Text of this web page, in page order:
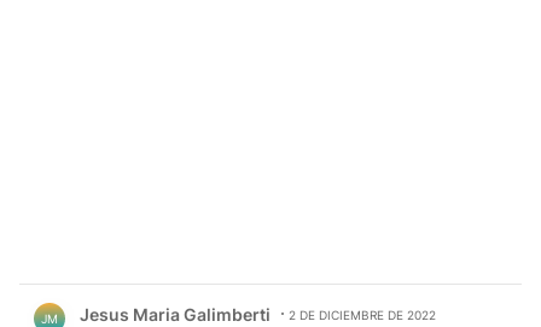
JM Jesus Maria Galimberti 2 DE DICIEMBRE DE 2022